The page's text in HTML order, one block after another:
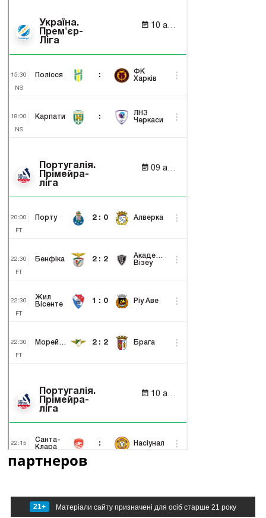
партнеров
21+ Матеріали сайту призначені для осіб старше 21 року